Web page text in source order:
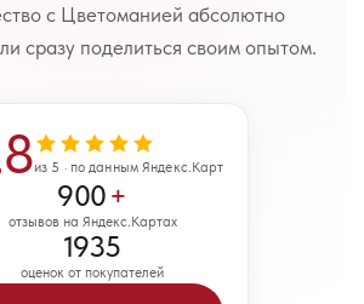
с Цветоманией абсолютно
сразу поделиться своим опытом.
из 5 · по данным Яндекс.Карт
900+
отзывов на Яндекс.Картах
1935
оценок от покупателей